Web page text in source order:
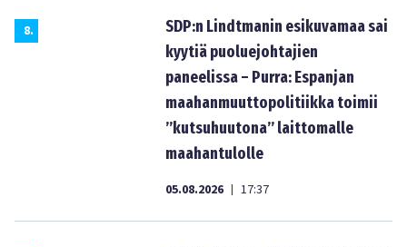
8.
SDP:n Lindtmanin esikuvamaa sai
kyytiä puoluejohtajien
paneelissa – Purra: Espanjan
maahanmuuttopolitiikka toimii
”kutsuhuutona” laittomalle
maahantulolle
05.08.2026 | 17:37